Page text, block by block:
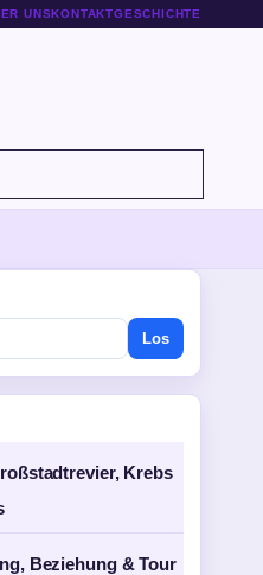
UNSKONTAKTGESCHICHTE
Los
Krebs
Beziehung & Tour